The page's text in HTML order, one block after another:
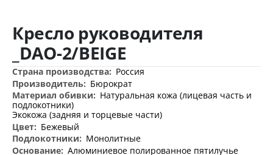
к
началу
галереи
изображений
Кресло руководителя
_DAO-2/BEIGE
Дополнительная
информация
Россия
Бюрократ
Натуральная кожа (лицевая часть и
подлокотники)
Экокожа (задняя и торцевые части)
Бежевый
Монолитные
Алюминиевое полированное пятилучье